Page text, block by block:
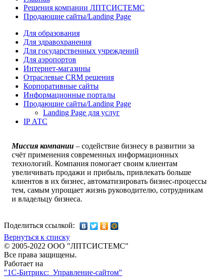
Решения компании ЛПТСИСТЕМС
Продающие сайты/Landing Page
Для образования
Для здравохранения
Для государственных учреждений
Для аэропортов
Интернет-магазины
Отраслевые CRM решения
Корпоративные сайты
Информационные порталы
Продающие сайты/Landing Page
Landing Page для услуг
IP АТС
Миссия компании – содействие бизнесу в развитии за
счёт применения современных информационных
технологий. Компания помогает своим клиентам
увеличивать продажи и прибыль, привлекать больше
клиентов в их бизнес, автоматизировать бизнес-процессы
тем, самым упрощает жизнь руководителю, сотрудникам
и владельцу бизнеса.
Поделиться ссылкой:
Вернуться к списку
© 2005-2022 ООО "ЛПТСИСТЕМС"
Все права защищены.
Работает на
"1C-Битрикс: Управление-сайтом"